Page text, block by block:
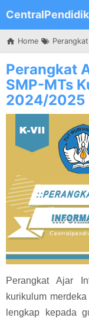
Home
Perangkat
SMP-MTs
2024/2025
Perangkat Ajar
kurikulum
lengkap kepada